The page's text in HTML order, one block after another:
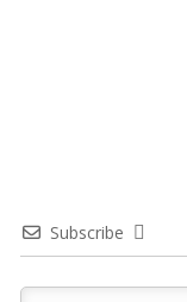
Subscribe